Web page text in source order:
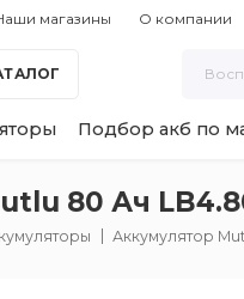
магазины О компании
Подбор акб по
80 Ач
Аккумулятор